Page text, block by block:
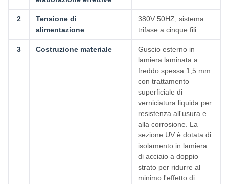
2
Tensione di
alimentazione
380V 50HZ, sistema
trifase a cinque fili
3 Costruzione materiale
Guscio esterno in
lamiera laminata a
freddo spessa 1,5 mm
con trattamento
superficiale di
verniciatura liquida per
resistenza all'usura e
alla corrosione. La
sezione UV è dotata di
isolamento in lamiera
di acciaio a doppio
strato per ridurre al
minimo l'effetto di